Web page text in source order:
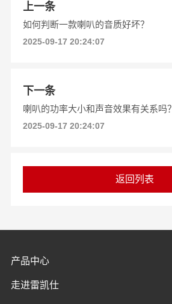
上一条
如何判断一款喇叭的音质好坏？
2025-09-17 20:24:07
下一条
喇叭的功率大小和声音效果有关系吗？
2025-09-17 20:24:07
返回列表
产品中心
走进雷凯仕